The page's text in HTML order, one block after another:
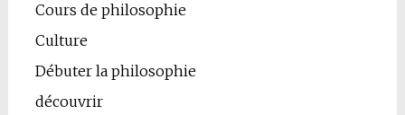
Cours de philosophie
Culture
Débuter la philosophie
découvrir